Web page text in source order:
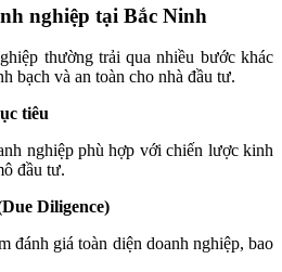
nghiệp tại Bắc Ninh
thường trải qua nhiều bước khác
bạch và an toàn cho nhà đầu tư.
tiêu
nghiệp phù hợp với chiến lược kinh
đầu tư.
Diligence)
đánh giá toàn diện doanh nghiệp, bao